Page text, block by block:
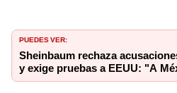
PUEDES VER:
Sheinbaum rechaza
y exige pruebas a EEUU: "A